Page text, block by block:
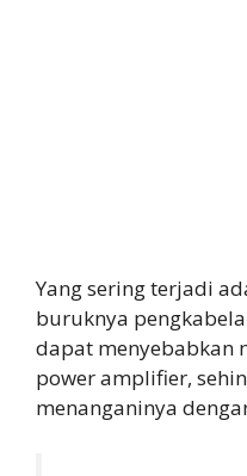
Yang sering terjadi
buruknya
dapat menyebabkan
power amplifier,
menanganinya